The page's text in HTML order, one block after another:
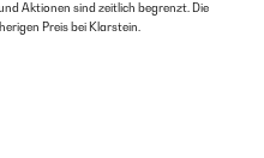
Aktionen sind zeitlich begrenzt. Die
Preis bei Klarstein.